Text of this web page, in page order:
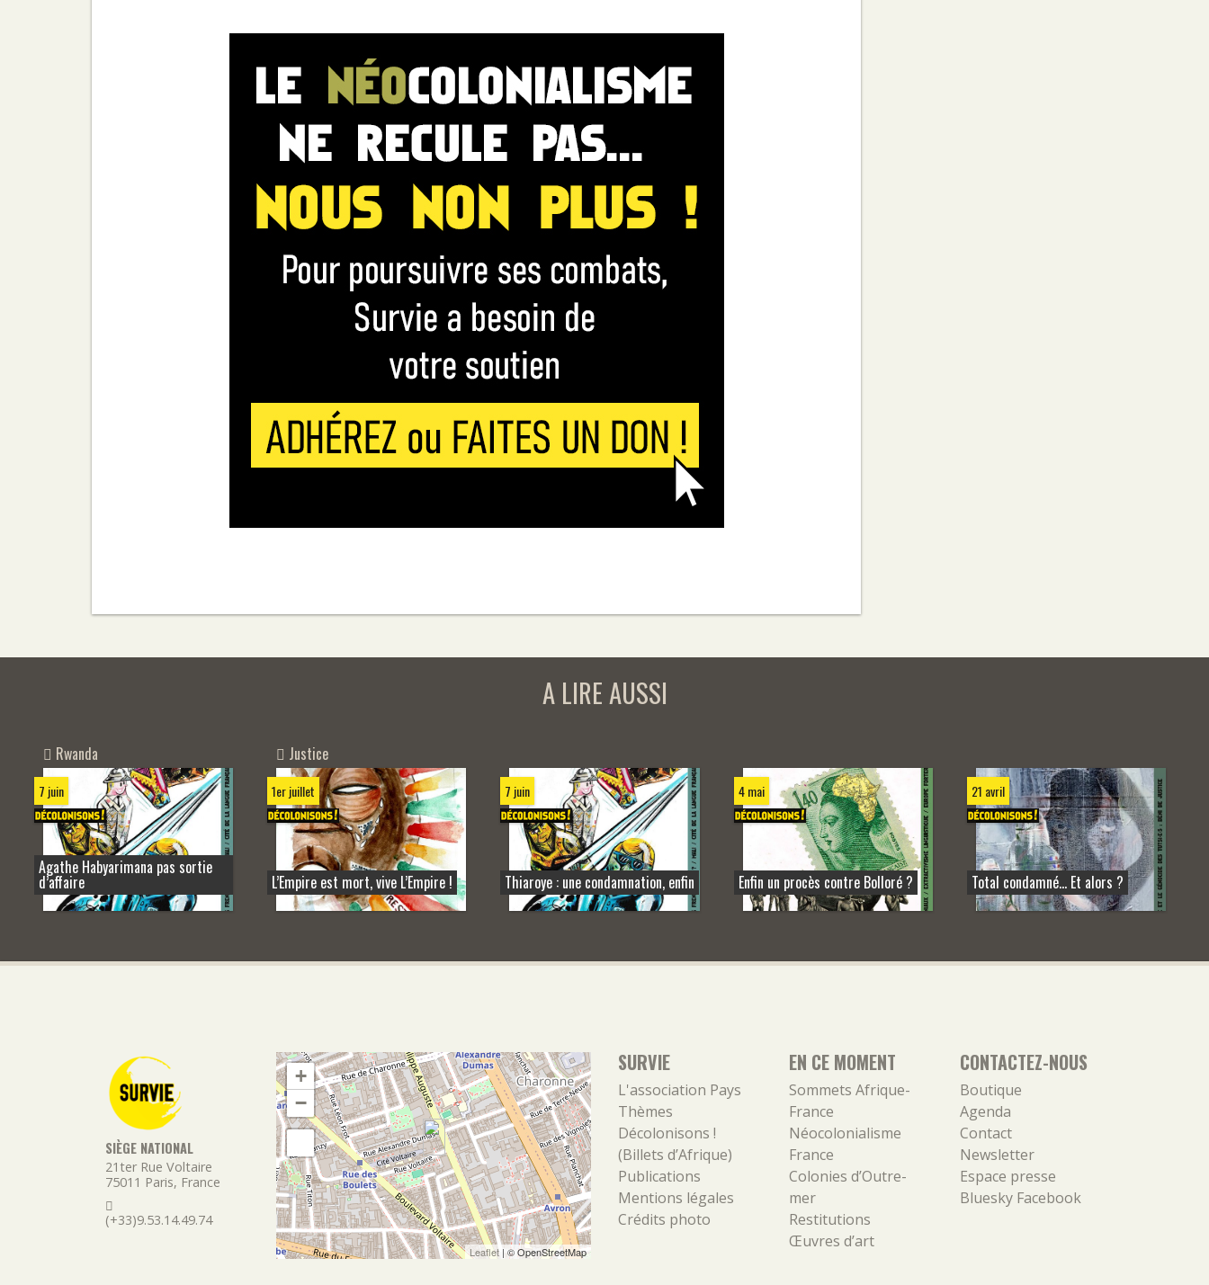
A LIRE AUSSI
Rwanda
7 juin
Agathe Habyarimana pas sortie
d’affaire
Justice
1er juillet
L’Empire est mort, vive L’Empire !
7 juin
Thiaroye : une condamnation, enfin
4 mai
Enfin un procès contre Bolloré ?
21 avril
Total condamné… Et alors ?
SIÈGE NATIONAL
21ter Rue Voltaire
75011 Paris, France
(+33)9.53.14.49.74
+
−
Leaflet | ©OpenStreetMap
SURVIE
L'association Pays
Thèmes
Décolonisons !
(Billets d’Afrique)
Publications
Mentions légales
Crédits photo
EN CE MOMENT
Sommets Afrique-
France
Néocolonialisme
France
Colonies d’Outre-
mer
Restitutions
Œuvres d’art
CONTACTEZ-NOUS
Boutique
Agenda
Contact
Newsletter
Espace presse
Bluesky Facebook